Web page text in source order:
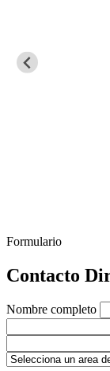
Formulario
Contacto
Nombre completo